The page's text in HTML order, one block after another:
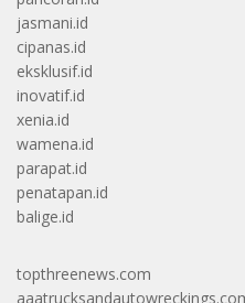
jasmani.id
cipanas.id
eksklusif.id
inovatif.id
xenia.id
wamena.id
parapat.id
penatapan.id
balige.id
topthreenews.com